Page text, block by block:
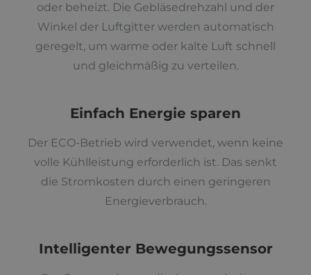
oder beheizt. Die Gebläsedrehzahl und der
Winkel der Luftgitter werden automatisch
geregelt, um warme oder kalte Luft schnell
und gleichmäßig zu verteilen.
Einfach Energie sparen
Der ECO-Betrieb wird verwendet, wenn keine
volle Kühlleistung erforderlich ist. Das senkt
die Stromkosten durch einen geringeren
Energieverbrauch.
Intelligenter Bewegungssensor